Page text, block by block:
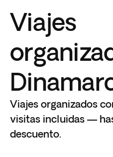
Viajes
Viajes organizados
visitas incluidas —
descuento.